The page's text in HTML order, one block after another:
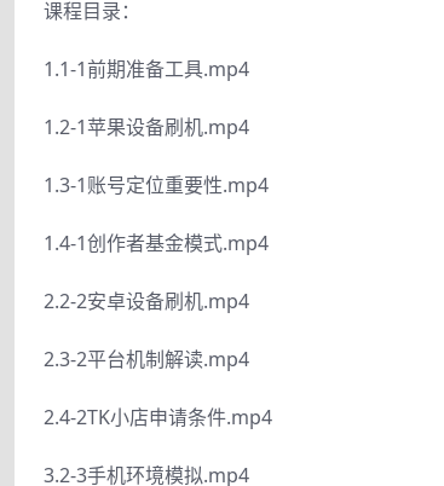
课程目录：
1.1-1前期准备工具.mp4
1.2-1苹果设备刷机.mp4
1.3-1账号定位重要性.mp4
1.4-1创作者基金模式.mp4
2.2-2安卓设备刷机.mp4
2.3-2平台机制解读.mp4
2.4-2TK小店申请条件.mp4
3.2-3手机环境模拟.mp4